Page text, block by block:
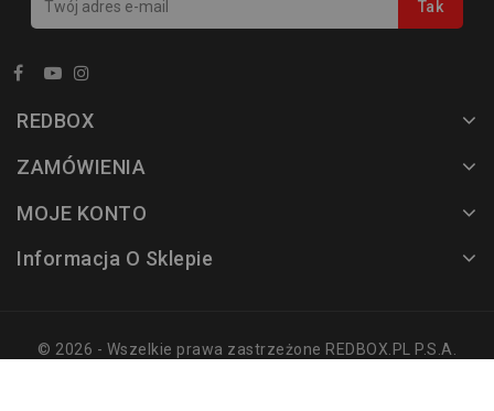
REDBOX
ZAMÓWIENIA
MOJE KONTO
Informacja O Sklepie
© 2026 - Wszelkie prawa zastrzeżone REDBOX.PL P.S.A.